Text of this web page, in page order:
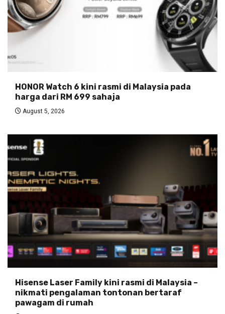
HONOR Watch 6 kini rasmi di Malaysia pada
harga dari RM 699 sahaja
August 5, 2026
Hisense Laser Family kini rasmi di Malaysia –
nikmati pengalaman tontonan bertaraf
pawagam di rumah